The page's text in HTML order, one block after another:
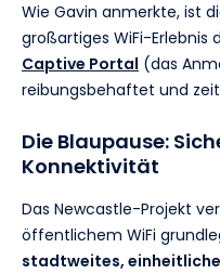
Wie Gavin anmerkte, ist
großartiges WiFi-Erlebnis
Captive Portal (das
reibungsbehaftet und
Die Blaupause:
Konnektivität
Das Newcastle-Projekt
öffentlichem WiFi
stadtweites,